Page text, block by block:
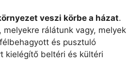
veszi körbe a házat.
rálátunk vagy, melyek
és pusztuló
kielégítő beltéri és kültéri